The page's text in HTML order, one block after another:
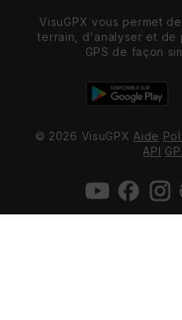
VisuGPX vous permet
terrain, d'analyser et de
GPS de façon
© 2026 VisuGPX Aide
API